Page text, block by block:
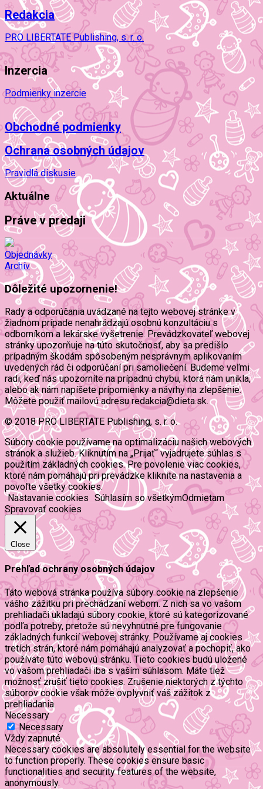
Redakcia
PRO LIBERTATE Publishing, s. r. o.
Inzercia
Podmienky inzercie
Obchodné podmienky
Ochrana osobných údajov
Pravidlá diskusie
Aktuálne
Práve v predaji
Objednávky
Archív
Dôležité upozornenie!
Rady a odporúčania uvádzané na tejto webovej stránke v
žiadnom prípade nenahrádzajú osobnú konzultáciu s
odborníkom a lekárske vyšetrenie. Prevádzkovateľ webovej
stránky upozorňuje na túto skutočnosť, aby sa predišlo
prípadným škodám spôsobeným nesprávnym aplikovaním
uvedených rád či odporúčaní pri samoliečení. Budeme veľmi
radi, keď nás upozorníte na prípadnú chybu, ktorá nám unikla,
alebo ak nám napíšete pripomienky a návrhy na zlepšenie.
Môžete použiť mailovú adresu redakcia@dieta.sk.
© 2018 PRO LIBERTATE Publishing, s. r. o.
Súbory cookie používame na optimalizáciu našich webových
stránok a služieb. Kliknutím na „Prijať“ vyjadrujete súhlas s
použitím základných cookies. Pre povolenie viac cookies,
ktoré nám pomáhajú pri prevádzke kliknite na nastavenia a
povoľte všetky cookies.
Nastavanie cookies Súhlasím so všetkýmOdmietam
Spravovať cookies
Close
Prehľad ochrany osobných údajov
Táto webová stránka používa súbory cookie na zlepšenie
vášho zážitku pri prechádzaní webom. Z nich sa vo vašom
prehliadači ukladajú súbory cookie, ktoré sú kategorizované
podľa potreby, pretože sú nevyhnutné pre fungovanie
základných funkcií webovej stránky. Používame aj cookies
tretích strán, ktoré nám pomáhajú analyzovať a pochopiť, ako
používate túto webovú stránku. Tieto cookies budú uložené
vo vašom prehliadači iba s vaším súhlasom. Máte tiež
možnosť zrušiť tieto cookies. Zrušenie niektorých z týchto
súborov cookie však môže ovplyvniť váš zážitok z
prehliadania.
Necessary
Necessary
Vždy zapnuté
Necessary cookies are absolutely essential for the website
to function properly. These cookies ensure basic
functionalities and security features of the website,
anonymously.